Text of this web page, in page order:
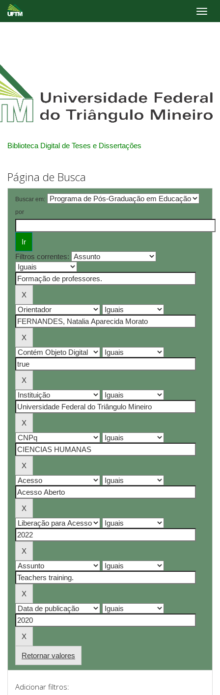
Biblioteca Digital de Teses e Dissertações
Página de Busca
Buscar em:
por
Filtros correntes:
Retornar valores
Adicionar filtros: